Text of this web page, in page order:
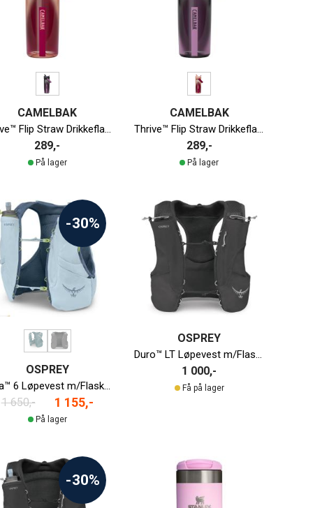
CAMELBAK
Thrive™ Flip Straw Drikkeflaske | 600ml
289,-
På lager
CAMELBAK
Thrive™ Flip Straw Drikkeflaske | 600ml
289,-
På lager
-30%
OSPREY
Dyna™ 6 Løpevest m/Flasker Dame
1 650,- 1 155,-
På lager
OSPREY
1 000,-
Få på lager
-30%